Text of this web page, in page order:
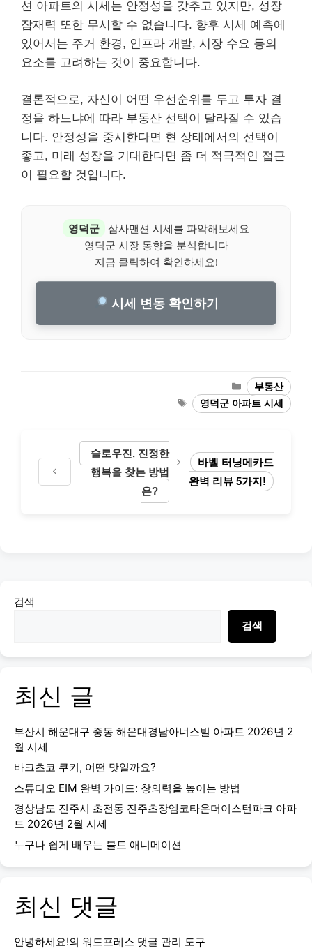
션 아파트의 시세는 안정성을 갖추고 있지만, 성장
잠재력 또한 무시할 수 없습니다. 향후 시세 예측에
있어서는 주거 환경, 인프라 개발, 시장 수요 등의
요소를 고려하는 것이 중요합니다.
결론적으로, 자신이 어떤 우선순위를 두고 투자 결
정을 하느냐에 따라 부동산 선택이 달라질 수 있습
니다. 안정성을 중시한다면 현 상태에서의 선택이
좋고, 미래 성장을 기대한다면 좀 더 적극적인 접근
이 필요할 것입니다.
영덕군 삼사맨션 시세를 파악해보세요
영덕군 시장 동향을 분석합니다
지금 클릭하여 확인하세요!
시세 변동 확인하기
Categories
부동산
Tags영덕군 아파트 시세
슬로우진, 진정한
행복을 찾는 방법
은?
바벨 터닝메카드
완벽 리뷰 5가지!
검색
검색
최신 글
부산시 해운대구 중동 해운대경남아너스빌 아파트 2026년 2
월 시세
바크초코 쿠키, 어떤 맛일까요?
스튜디오 EIM 완벽 가이드: 창의력을 높이는 방법
경상남도 진주시 초전동 진주초장엠코타운더이스턴파크 아파
트 2026년 2월 시세
누구나 쉽게 배우는 볼트 애니메이션
최신 댓글
안녕하세요!의 워드프레스 댓글 관리 도구